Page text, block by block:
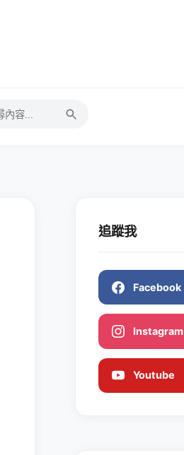
追蹤我
Facebook
Instagram
Youtube